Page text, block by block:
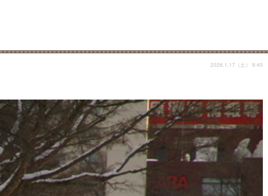
2026.1.17（土） 9:45